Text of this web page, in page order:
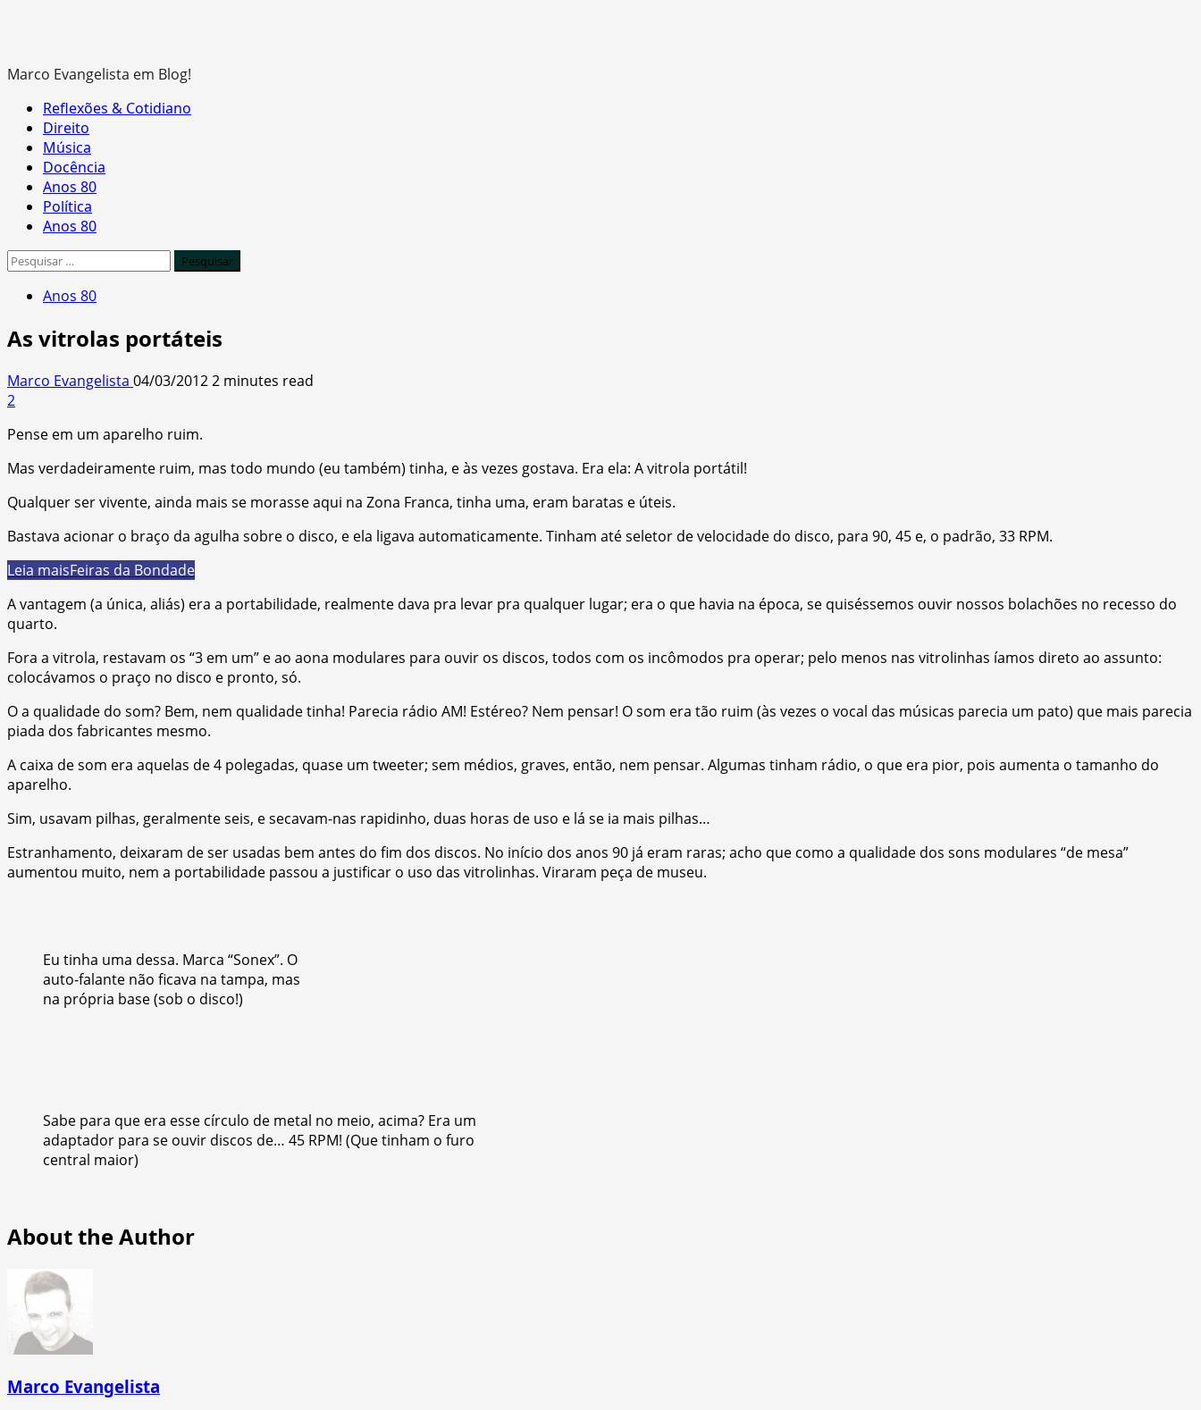
Marco Evangelista em Blog!
Primary
Menu
Reflexões & Cotidiano
Direito
Música
Docência
Anos 80
Política
Anos 80
Pesquisar
Anos 80
As vitrolas portáteis
Marco Evangelista 04/03/20122 minutes read
2
Pense em um aparelho ruim.
Mas verdadeiramente ruim, mas todo mundo (eu também) tinha, e às vezes gostava. Era ela: A vitrola portátil!
Qualquer ser vivente, ainda mais se morasse aqui na Zona Franca, tinha uma, eram baratas e úteis.
Bastava acionar o braço da agulha sobre o disco, e ela ligava automaticamente. Tinham até seletor de velocidade do disco, para 90, 45 e, o padrão, 33 RPM.
Leia maisFeiras da Bondade
A vantagem (a única, aliás) era a portabilidade, realmente dava pra levar pra qualquer lugar; era o que havia na época, se quiséssemos ouvir nossos bolachões no recesso do
quarto.
Fora a vitrola, restavam os “3 em um” e ao aona modulares para ouvir os discos, todos com os incômodos pra operar; pelo menos nas vitrolinhas íamos direto ao assunto:
colocávamos o praço no disco e pronto, só.
O a qualidade do som? Bem, nem qualidade tinha! Parecia rádio AM! Estéreo? Nem pensar! O som era tão ruim (às vezes o vocal das músicas parecia um pato) que mais parecia
piada dos fabricantes mesmo.
A caixa de som era aquelas de 4 polegadas, quase um tweeter; sem médios, graves, então, nem pensar. Algumas tinham rádio, o que era pior, pois aumenta o tamanho do
aparelho.
Sim, usavam pilhas, geralmente seis, e secavam-nas rapidinho, duas horas de uso e lá se ia mais pilhas…
Estranhamento, deixaram de ser usadas bem antes do fim dos discos. No início dos anos 90 já eram raras; acho que como a qualidade dos sons modulares “de mesa”
aumentou muito, nem a portabilidade passou a justificar o uso das vitrolinhas. Viraram peça de museu.
Eu tinha uma dessa. Marca “Sonex”. O
auto-falante não ficava na tampa, mas
na própria base (sob o disco!)
Sabe para que era esse círculo de metal no meio, acima? Era um
adaptador para se ouvir discos de… 45 RPM! (Que tinham o furo
central maior)
About the Author
Marco Evangelista